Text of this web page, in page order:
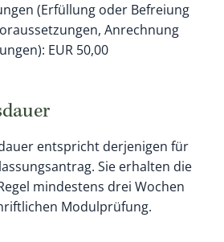
(Erfüllung oder Befreiung
Anrechnung
EUR 50,00
entspricht derjenigen für
Sie erhalten die
mindestens drei Wochen
Modulprüfung.